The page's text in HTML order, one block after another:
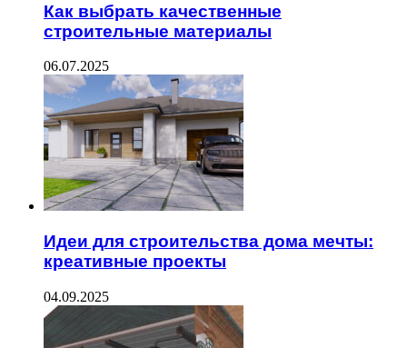
Как выбрать качественные
строительные материалы
06.07.2025
Идеи для строительства дома мечты:
креативные проекты
04.09.2025